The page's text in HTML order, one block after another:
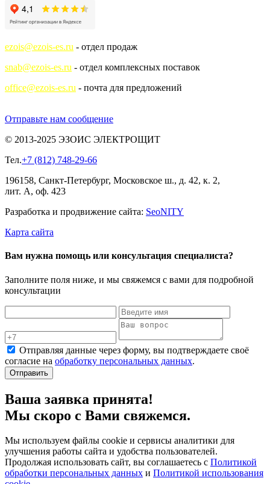
ezois@ezois-es.ru - отдел продаж
snab@ezois-es.ru - отдел комплексных поставок
office@ezois-es.ru - почта для предложений
Отправьте нам сообщение
© 2013-2025 ЭЗОИС ЭЛЕКТРОЩИТ
Тел.+7 (812) 748-29-66
196158, Санкт-Петербург, Московское ш., д. 42, к. 2,
лит. А, оф. 423
Разработка и продвижение сайта: SeoNITY
Карта сайта
Вам нужна помощь или консультация специалиста?
Заполните поля ниже, и мы свяжемся с вами для подробной
консультации
Отправляя данные через форму, вы подтверждаете своё
согласие на обработку персональных данных.
Отправить
Ваша заявка принята!
Мы скоро с Вами свяжемся.
Мы используем файлы cookie и сервисы аналитики для
улучшения работы сайта и удобства пользователей.
Продолжая использовать сайт, вы соглашаетесь с Политикой
обработки персональных данных и Политикой использования